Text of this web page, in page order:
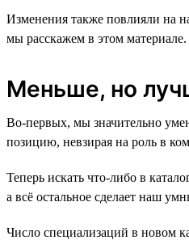
Изменения также повлияли на
мы расскажем в этом
Меньше, но
Во-первых, мы значительно
позицию, невзирая на роль в
Теперь искать что-либо в
а всё остальное сделает наш
Число специализаций в новом